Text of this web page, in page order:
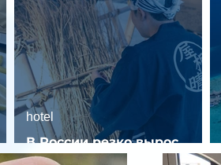
В России резко вырос
спрос на отели без звезд
hotel